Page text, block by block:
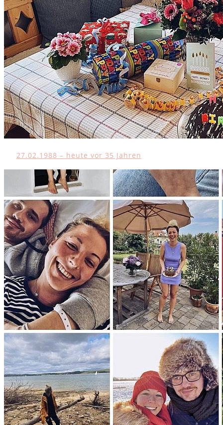
27.02.1988 – heute vor 35 Jahren